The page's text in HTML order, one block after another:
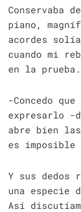
Conservaba
piano,
acordes
cuando mi
en la prueba.
-Concedo
expresarlo -
abre bien
es imposible
Y sus dedos
una especie
Así